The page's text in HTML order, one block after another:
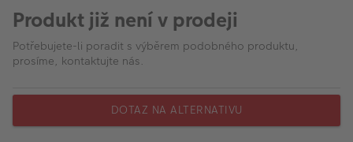
Produkt již není v prodeji
Potřebujete-li poradit s výběrem podobného produktu,
prosíme, kontaktujte nás.
DOTAZ NA ALTERNATIVU